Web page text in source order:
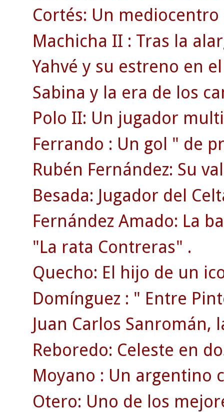
Cortés: Un
Machicha II : Tras la
Yahvé y su estreno en
Sabina y la era de los
Polo II: Un jugador
Ferrando : Un gol " de
Rubén Fernández: Su
Besada: Jugador del
Fernández Amado: La
"La rata Contreras" .
Quecho: El hijo de un
Domínguez : " Entre
Juan Carlos Sanromán,
Reboredo: Celeste en
Moyano : Un argentino
Otero: Uno de los